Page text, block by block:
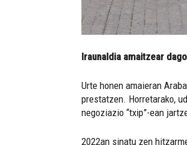
Iraunaldia amaitzear
Urte honen amaieran
prestatzen. Horretarako,
negoziazio “txip”-ean
2022an sinatu zen